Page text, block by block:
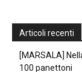
Articoli recenti
[MARSALA]
100 panettoni